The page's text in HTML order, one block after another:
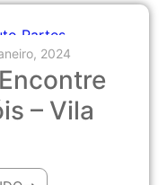
2024
– Vila